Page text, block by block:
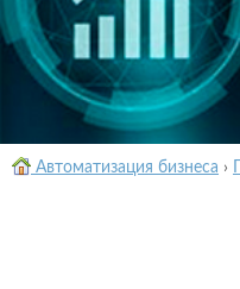
Автоматизация бизнеса ›